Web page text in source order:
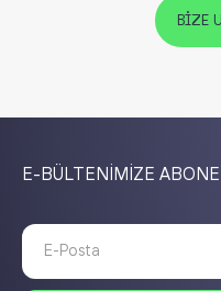
BİZE
E-BÜLTENİMİZE